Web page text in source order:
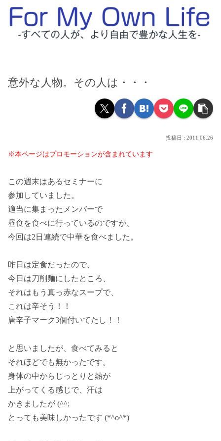
意外な人物。その人は・・・
2011.06.26
※本ページはプロモーションが含まれています
この週末はあるセミナーに
参加していました。
適当に集まったメンバーで
昼食を食べに行っているのですが、
今回は2日連続で中華を食べました。
昨日は定食だったので、
今日は刀削麺にしたところ、
それはもう真っ赤なスープで、
これは辛そう！！
唐辛子マーク3個付いてたし！！
と思いましたが、食べてみると
それほどでも無かったです。
身体の中からじっとりと熱が
上がってくる感じで、汗は
かきましたが (^^;
とっても美味しかったです (*^o^*)